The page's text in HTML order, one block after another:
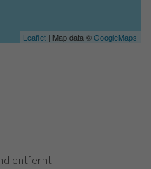
Leaflet | Map data ©GoogleMaps
entfernt